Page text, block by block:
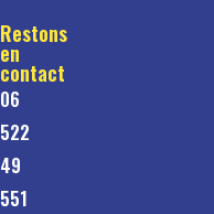
Restons
en
contact
06
522
49
551